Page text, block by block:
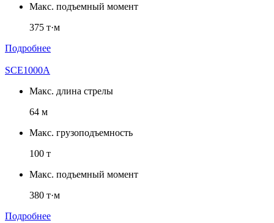
Макс. подъемный момент
375 т·м
Подробнее
SCE1000A
Макс. длина стрелы
64 м
Макс. грузоподъемность
100 т
Макс. подъемный момент
380 т·м
Подробнее